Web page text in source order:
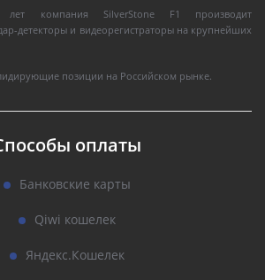
компания SilverStone F1 производит
детекторы и видеорегистраторы на крупнейших
позиции на Российском рынке.
оплаты
Банковские карты
Qiwi кошелек
Яндекс.Кошелек